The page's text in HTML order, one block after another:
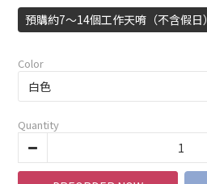
預購約7～14個工作天唷（不含假日）
Color
Quantity